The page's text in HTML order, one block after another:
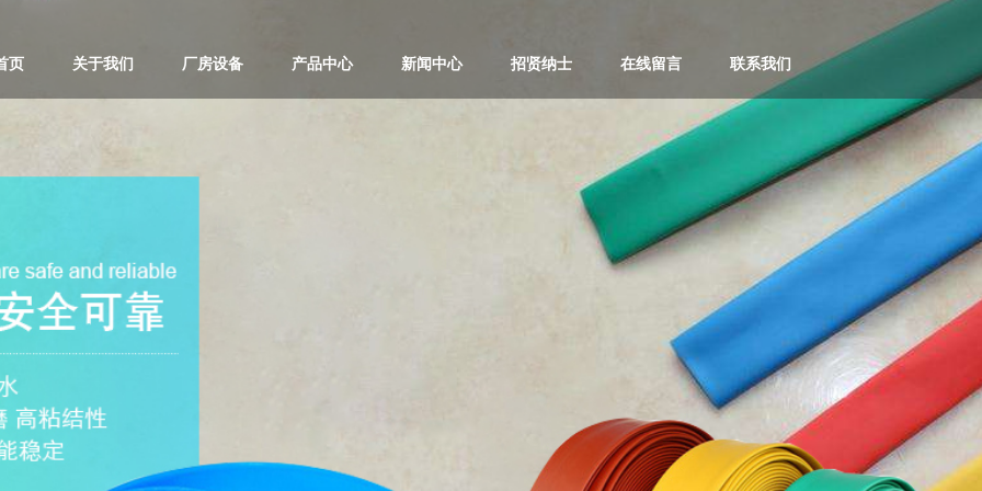
页 关于我们 厂房设备 产品中心 新闻中心 招贤纳士 在线留言 联系我们